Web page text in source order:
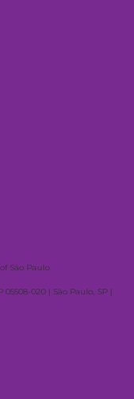
São Paulo
020 | São Paulo, SP |